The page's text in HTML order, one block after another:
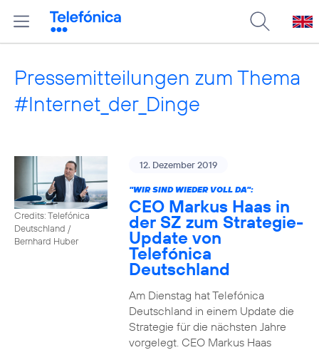
Pressemitteilungen zum Thema
#Internet_der_Dinge
Credits: Telefónica
Deutschland /
Bernhard Huber
12. Dezember 2019
"WIR SIND WIEDER VOLL DA":
CEO Markus Haas in
der SZ zum Strategie-
Update von
Telefónica
Deutschland
Am Dienstag hat Telefónica
Deutschland in einem Update die
Strategie für die nächsten Jahre
vorgelegt. CEO Markus Haas